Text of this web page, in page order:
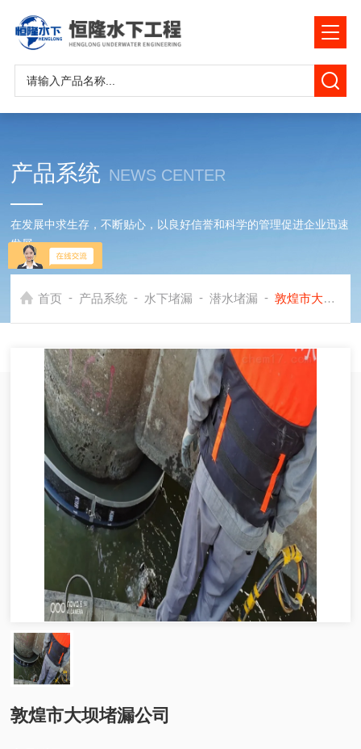
产品系统 NEWS CENTER
在发展中求生存，不断贴心，以良好信誉和科学的管理促进企业迅速
发展
首页 - 产品系统 - 水下堵漏 - 潜水堵漏 - 敦煌市大坝堵漏公司
敦煌市大坝堵漏公司